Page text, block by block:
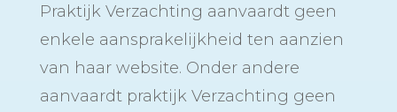
Praktijk Verzachting aanvaardt geen
enkele aansprakelijkheid ten aanzien
van haar website. Onder andere
aanvaardt praktijk Verzachting geen